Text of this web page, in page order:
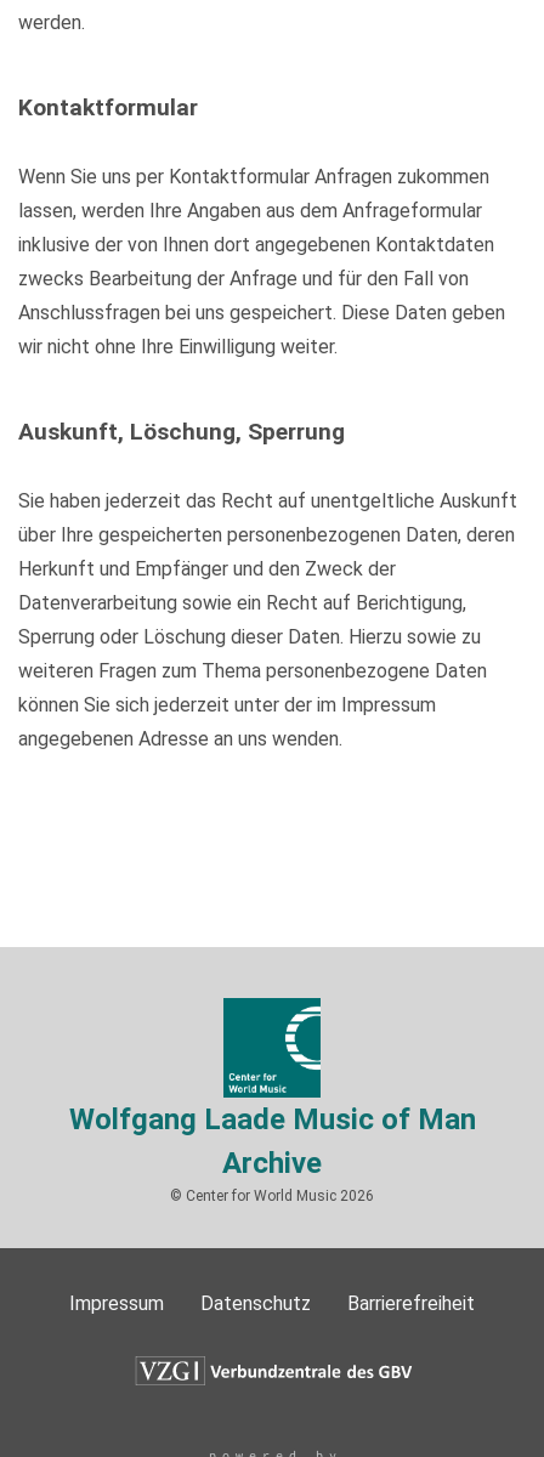
werden.
Kontaktformular
Wenn Sie uns per Kontaktformular Anfragen zukommen
lassen, werden Ihre Angaben aus dem Anfrageformular
inklusive der von Ihnen dort angegebenen Kontaktdaten
zwecks Bearbeitung der Anfrage und für den Fall von
Anschlussfragen bei uns gespeichert. Diese Daten geben
wir nicht ohne Ihre Einwilligung weiter.
Auskunft, Löschung, Sperrung
Sie haben jederzeit das Recht auf unentgeltliche Auskunft
über Ihre gespeicherten personenbezogenen Daten, deren
Herkunft und Empfänger und den Zweck der
Datenverarbeitung sowie ein Recht auf Berichtigung,
Sperrung oder Löschung dieser Daten. Hierzu sowie zu
weiteren Fragen zum Thema personenbezogene Daten
können Sie sich jederzeit unter der im Impressum
angegebenen Adresse an uns wenden.
Wolfgang Laade Music of Man
Archive
© Center for World Music 2026
Impressum Datenschutz Barrierefreiheit